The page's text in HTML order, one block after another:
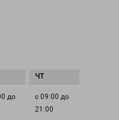
до
с 09:00 до
21:00